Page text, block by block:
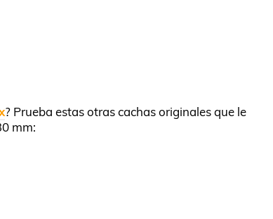
? Prueba estas otras cachas originales que le
mm: